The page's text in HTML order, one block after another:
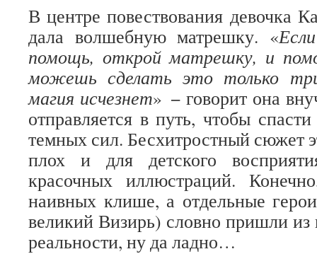
В центре повествования девочка
дала волшебную матрешку. «
помощь, открой матрешку, и
можешь сделать это только
магия исчезнет» − говорит она
отправляется в путь, чтобы
темных сил. Бесхитростный сюжет
плох и для детского
красочных иллюстраций.
наивных клише, а отдельные
великий Визирь) словно пришли из
реальности, ну да ладно…